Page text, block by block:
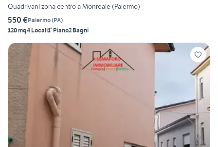
Quadrivani zona centro a Monreale (Palermo)
550 €Palermo(PA)
120 mq4 Locali1° Piano2 Bagni